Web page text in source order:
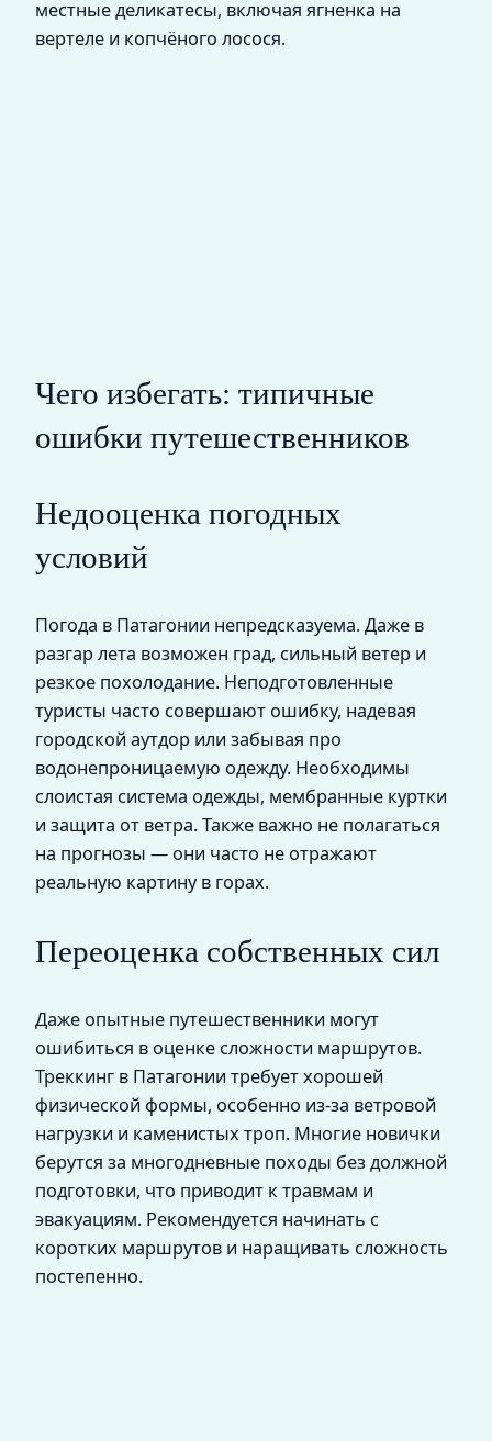
местные деликатесы, включая ягненка на
вертеле и копчёного лосося.
Чего избегать: типичные
ошибки путешественников
Недооценка погодных
условий
Погода в Патагонии непредсказуема. Даже в
разгар лета возможен град, сильный ветер и
резкое похолодание. Неподготовленные
туристы часто совершают ошибку, надевая
городской аутдор или забывая про
водонепроницаемую одежду. Необходимы
слоистая система одежды, мембранные куртки
и защита от ветра. Также важно не полагаться
на прогнозы — они часто не отражают
реальную картину в горах.
Переоценка собственных сил
Даже опытные путешественники могут
ошибиться в оценке сложности маршрутов.
Треккинг в Патагонии требует хорошей
физической формы, особенно из-за ветровой
нагрузки и каменистых троп. Многие новички
берутся за многодневные походы без должной
подготовки, что приводит к травмам и
эвакуациям. Рекомендуется начинать с
коротких маршрутов и наращивать сложность
постепенно.